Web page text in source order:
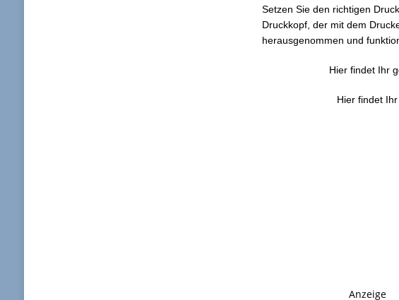
Setzen Sie den richtigen
Druckkopf, der mit dem
herausgenommen und
Hier findet Ihr
Hier findet
Anzeige